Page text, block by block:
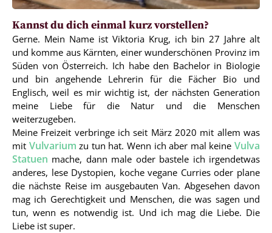
Kannst du dich einmal kurz vorstellen?
Gerne. Mein Name ist Viktoria Krug, ich bin 27 Jahre alt
und komme aus Kärnten, einer wunderschönen Provinz im
Süden von Österreich. Ich habe den Bachelor in Biologie
und bin angehende Lehrerin für die Fächer Bio und
Englisch, weil es mir wichtig ist, der nächsten Generation
meine Liebe für die Natur und die Menschen
weiterzugeben.
Meine Freizeit verbringe ich seit März 2020 mit allem was
mit Vulvarium zu tun hat. Wenn ich aber mal keineVulva
Statuen mache, dann male oder bastele ich irgendetwas
anderes, lese Dystopien, koche vegane Curries oder plane
die nächste Reise im ausgebauten Van. Abgesehen davon
mag ich Gerechtigkeit und Menschen, die was sagen und
tun, wenn es notwendig ist. Und ich mag die Liebe. Die
Liebe ist super.